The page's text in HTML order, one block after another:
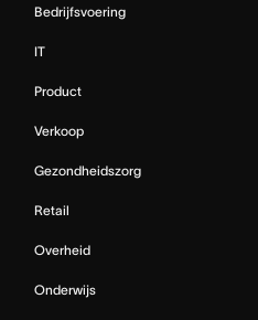
Bedrijfsvoering
IT
Product
Verkoop
Gezondheidszorg
Retail
Overheid
Onderwijs